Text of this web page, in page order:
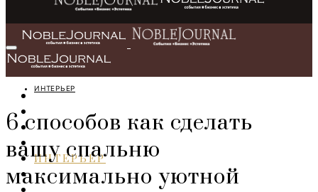
ГЛАВНАЯ
СОБЫТИЯ
БИЗНЕС
ПЕРСОНЫ
ИНТЕРЬЕР
LIFESTYLE
ИНТЕРЬЕР
6 способов как сделать
вашу спальню
максимально уютной